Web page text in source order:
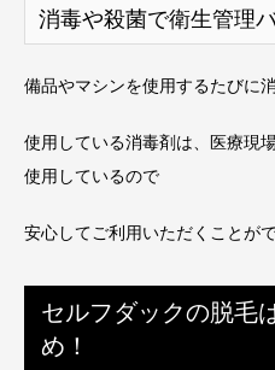
消毒や殺菌で衛生管理
備品やマシンを使用するたびに
使用している消毒剤は、医療現
使用しているので
安心してご利用いただくことがで
セルフダックの脱毛
め！